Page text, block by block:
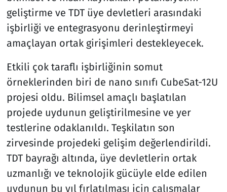
geliştirme ve TDT üye devletleri arasındaki
işbirliği ve entegrasyonu derinleştirmeyi
amaçlayan ortak girişimleri destekleyecek.
Etkili çok taraflı işbirliğinin somut
örneklerinden biri de nano sınıfı CubeSat-12U
projesi oldu. Bilimsel amaçlı başlatılan
projede uydunun geliştirilmesine ve yer
testlerine odaklanıldı. Teşkilatın son
zirvesinde projedeki gelişim değerlendirildi.
TDT bayrağı altında, üye devletlerin ortak
uzmanlığı ve teknolojik gücüyle elde edilen
uydunun bu yıl fırlatılması için çalışmalar